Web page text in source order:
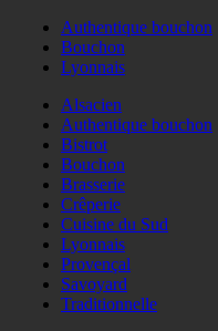
Authentique bouchon
Bouchon
Lyonnais
Alsacien
Authentique bouchon
Bistrot
Bouchon
Brasserie
Crêperie
Cuisine du Sud
Lyonnais
Provençal
Savoyard
Traditionnelle